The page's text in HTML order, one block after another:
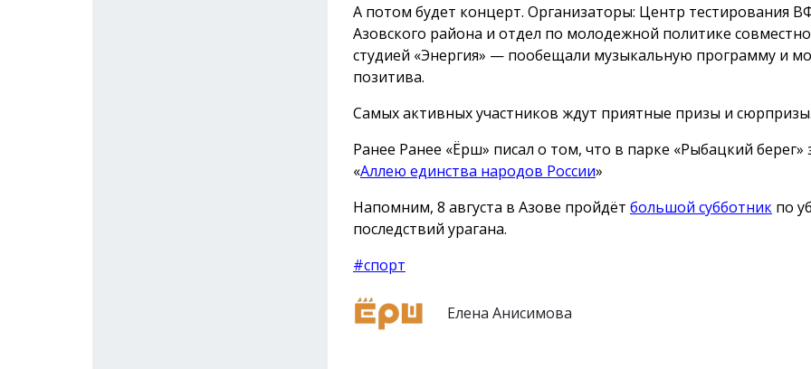
А потом будет концерт. Организаторы: Центр тестирования
Азовского района и отдел по молодежной политике
студией «Энергия» — пообещали музыкальную программу и
позитива.
Самых активных участников ждут приятные призы и
Ранее Ранее «Ёрш» писал о том, что в парке «Рыбацкий берег»
«Аллею единства народов России»
Напомним, 8 августа в Азове пройдёт большой субботник по
последствий урагана.
#спорт
Елена Анисимова